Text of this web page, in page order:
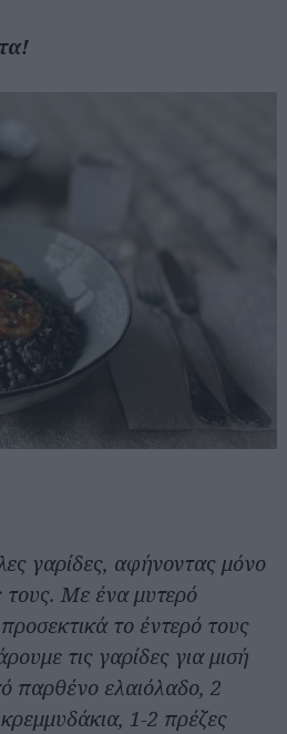
γαρίδες, αφήνοντας μόνο
τους. Με ένα μυτερό
το έντερό τους
τις γαρίδες για μισή
παρθένο ελαιόλαδο, 2
1-2 πρέζες